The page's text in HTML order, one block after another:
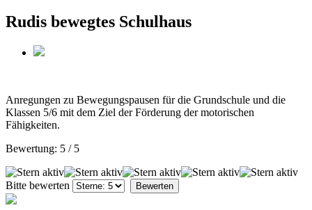
Rudis bewegtes Schulhaus
Anregungen zu Bewegungspausen für die Grundschule und die
Klassen 5/6 mit dem Ziel der Förderung der motorischen
Fähigkeiten.
Bewertung: 5 / 5
Bitte bewerten